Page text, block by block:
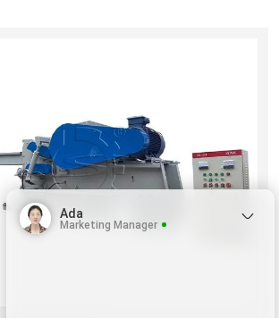
Ada
Marketing Manager